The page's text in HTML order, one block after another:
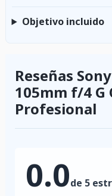
Objetivo incluido
Reseñas
105mm f/4 G
Profesional
0.0de 5